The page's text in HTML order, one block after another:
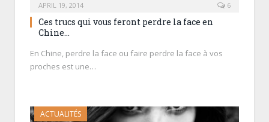
APRIL 19, 2014 6
Ces trucs qui vous feront perdre la face en
Chine…
En Chine, perdre la face ou faire perdre la face à vos
proches est une…
ACTUALITÉS